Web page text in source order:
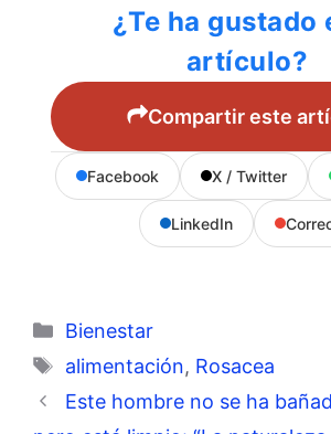
¿Te ha gustado
artículo?
Compartir este
Facebook X / Twitter
LinkedIn
Categorías
Bienestar
Etiquetas
alimentación, Rosacea
Este hombre no se ha